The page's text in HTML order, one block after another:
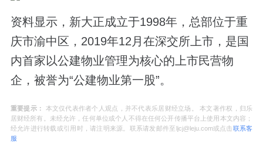
资料显示，新大正成立于1998年，总部位于重
庆市渝中区，2019年12月在深交所上市，是国
内首家以公建物业管理为核心的上市民营物
企，被誉为“公建物业第一股”。
重要提示：
本文仅代表作者个人观点，并不代表乐居财经立场。 本文著作权，归乐
居财经所有。未经允许，任何单位或个人不得在任何公开传播平台上使用本文内容；
经允许进行转载或引用时，请注明来源。联系请发邮件至ljcj@leju.com或点击联系客
服